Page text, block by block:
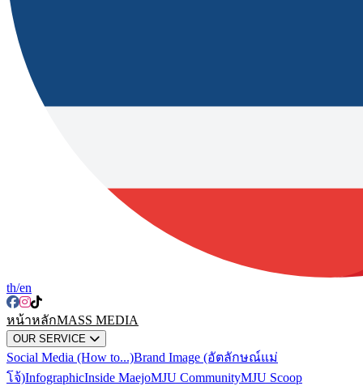
th/en
หน้าหลักMASS MEDIA
OUR SERVICE
Social Media (How to...)Brand Image (อัตลักษณ์แม่
โจ้)InfographicInside MaejoMJU CommunityMJU Scoop